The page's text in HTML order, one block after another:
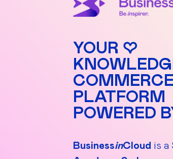
YOUR ♡
COMMERCE
PLATFORM
POWERED
BusinessinCloud is a